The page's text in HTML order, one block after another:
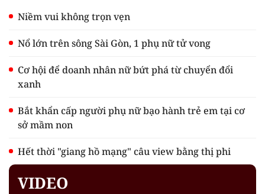
Niềm vui không trọn vẹn
Nổ lớn trên sông Sài Gòn, 1 phụ nữ tử vong
Cơ hội để doanh nhân nữ bứt phá từ chuyển đổi
xanh
Bắt khẩn cấp người phụ nữ bạo hành trẻ em tại cơ
sở mầm non
Hết thời "giang hồ mạng" câu view bằng thị phi
VIDEO